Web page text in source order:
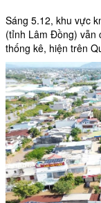
Sáng 5.12, khu vực
(tỉnh Lâm Đồng) vẫn
thống kê, hiện trên